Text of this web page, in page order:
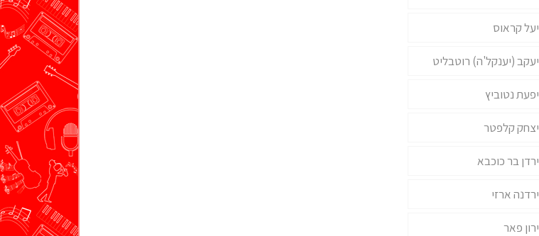
יעל קראוס
יעקב (יענקל'ה) רוטבליט
יפעת נטוביץ
יצחק קלפטר
ירדן בר כוכבא
ירדנה ארזי
ירון פאר